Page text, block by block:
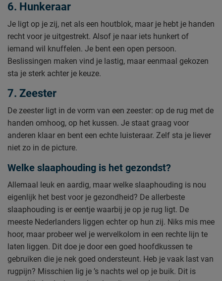
6. Hunkeraar
Je ligt op je zij, net als een houtblok, maar je hebt je handen
recht voor je uitgestrekt. Alsof je naar iets hunkert of
iemand wil knuffelen. Je bent een open persoon.
Beslissingen maken vind je lastig, maar eenmaal gekozen
sta je sterk achter je keuze.
7. Zeester
De zeester ligt in de vorm van een zeester: op de rug met de
handen omhoog, op het kussen. Je staat graag voor
anderen klaar en bent een echte luisteraar. Zelf sta je liever
niet zo in de picture.
Welke slaaphouding is het gezondst?
Allemaal leuk en aardig, maar welke slaaphouding is nou
eigenlijk het best voor je gezondheid? De allerbeste
slaaphouding is er eentje waarbij je op je rug ligt. De
meeste Nederlanders liggen echter op hun zij. Niks mis mee
hoor, maar probeer wel je wervelkolom in een rechte lijn te
laten liggen. Dit doe je door een goed hoofdkussen te
gebruiken die je nek goed ondersteunt. Heb je vaak last van
rugpijn? Misschien lig je ’s nachts wel op je buik. Dit is